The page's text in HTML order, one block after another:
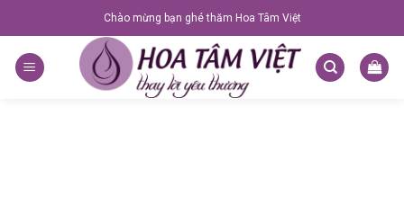
to
content
Chào mừng bạn ghé thăm Hoa Tâm Việt